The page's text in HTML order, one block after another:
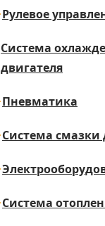
Рулевое
Система
двигателя
Пневматика
Система смазки
Система